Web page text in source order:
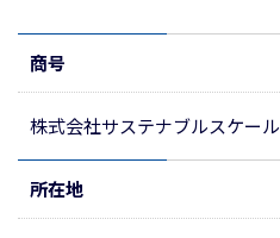
商号
株式会社サステナブルスケール
所在地